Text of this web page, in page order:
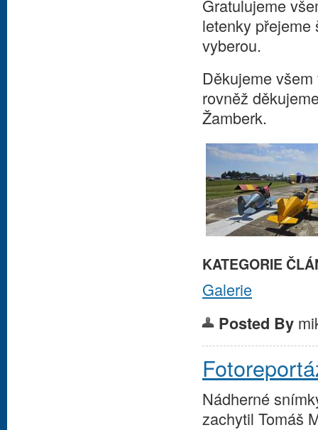
Gratulujeme
letenky
vyberou.
Děkujeme
rovněž
Žamberk.
KATEGORIE
Galerie
Posted By
Nádherné
zachytil Tomáš